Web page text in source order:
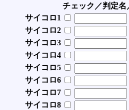
チェック／判定
サイコロ1
サイコロ2
サイコロ3
サイコロ4
サイコロ5
サイコロ6
サイコロ7
サイコロ8